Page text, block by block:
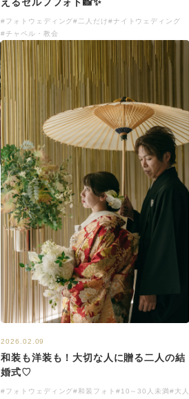
えるセルフフォト📸✨
#フォトウェディング#二人だけ#ナイトウェディング
#チャペル・教会
2026.02.09
和装も洋装も！大切な人に贈る二人の結
婚式♡
#フォトウェディング#和装フォト #10～30人未満#大人